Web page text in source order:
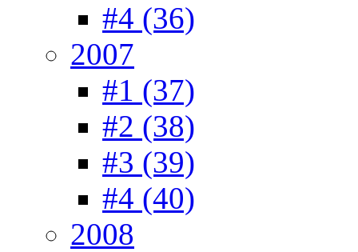
#4 (36)
2007
#1 (37)
#2 (38)
#3 (39)
#4 (40)
2008